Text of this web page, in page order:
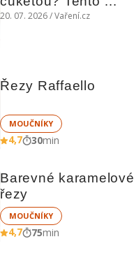
levný slaný koláč
20. 07. 2026 / Vaření.cz
Řezy Raffaello
MOUČNÍKY
4,7 30min
Barevné karamelové
řezy
MOUČNÍKY
4,7 75min